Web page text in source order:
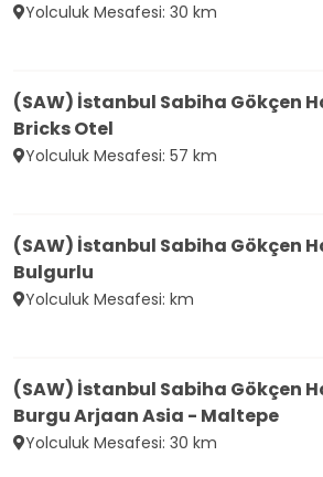
Yolculuk Mesafesi: 30 km
(SAW) İstanbul Sabiha Gökçen
Bricks Otel
Yolculuk Mesafesi: 57 km
(SAW) İstanbul Sabiha Gökçen
Bulgurlu
Yolculuk Mesafesi: km
(SAW) İstanbul Sabiha Gökçen
Burgu Arjaan Asia - Maltepe
Yolculuk Mesafesi: 30 km